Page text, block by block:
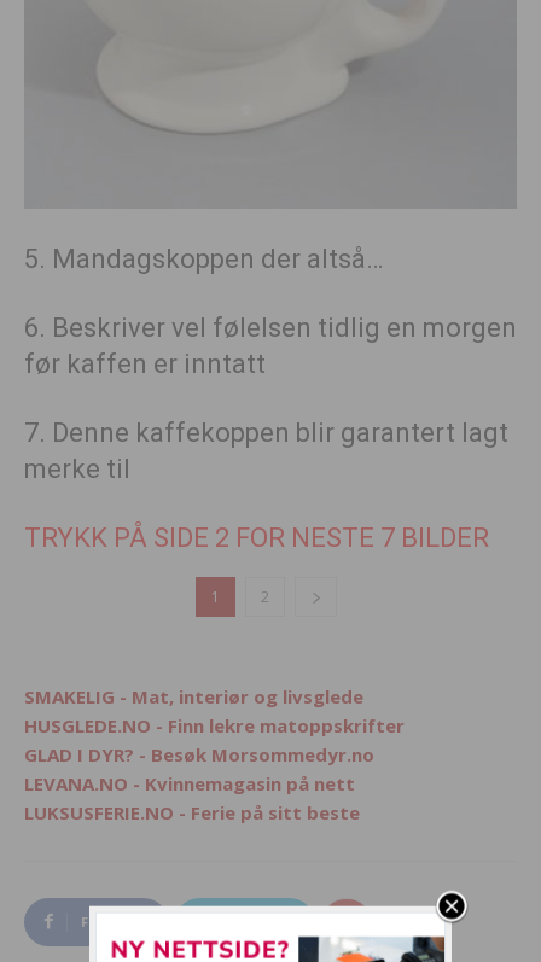
5. Mandagskoppen der altså…
6. Beskriver vel følelsen tidlig en morgen
før kaffen er inntatt
7. Denne kaffekoppen blir garantert lagt
merke til
TRYKK PÅ SIDE 2 FOR NESTE 7 BILDER
1 2
SMAKELIG - Mat, interiør og livsglede
HUSGLEDE.NO - Finn lekre matoppskrifter
GLAD I DYR? - Besøk Morsommedyr.no
LEVANA.NO - Kvinnemagasin på nett
LUKSUSFERIE.NO - Ferie på sitt beste
Facebook